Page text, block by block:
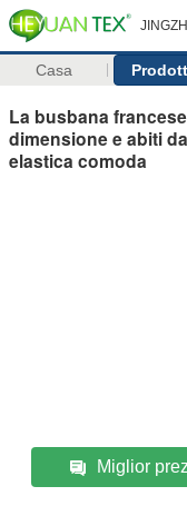
Casa
La busbana
dimensione e abiti
elastica comoda
Miglior